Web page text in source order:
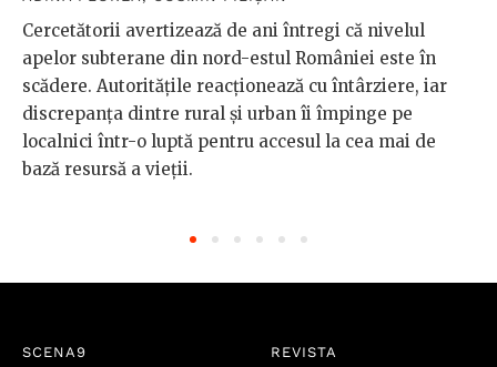
Cercetătorii avertizează de ani întregi că nivelul
apelor subterane din nord-estul României este în
scădere. Autoritățile reacționează cu întârziere, iar
discrepanța dintre rural și urban îi împinge pe
localnici într-o luptă pentru accesul la cea mai de
bază resursă a vieții.
SCENA9 REVISTA